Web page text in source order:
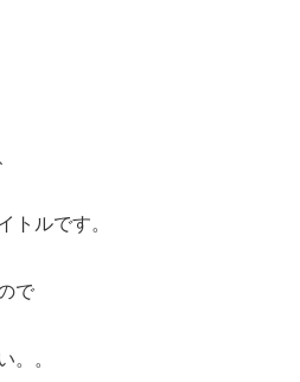
トルです。
で
。。